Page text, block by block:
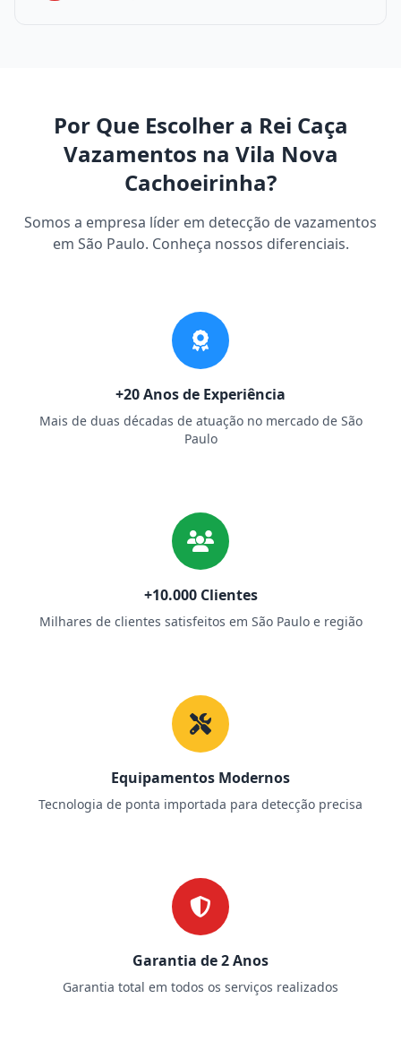
Por Que Escolher a Rei Caça
Vazamentos na Vila Nova
Cachoeirinha?
Somos a empresa líder em detecção de vazamentos
em São Paulo. Conheça nossos diferenciais.
+20 Anos de Experiência
Mais de duas décadas de atuação no mercado de São
Paulo
+10.000 Clientes
Milhares de clientes satisfeitos em São Paulo e região
Equipamentos Modernos
Tecnologia de ponta importada para detecção precisa
Garantia de 2 Anos
Garantia total em todos os serviços realizados